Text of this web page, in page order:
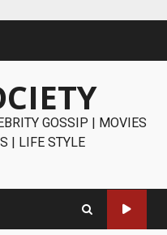
GOSSIP | MOVIES
| LIFE STYLE